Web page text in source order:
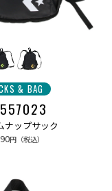
& BAG
ナップサック
円（税込）